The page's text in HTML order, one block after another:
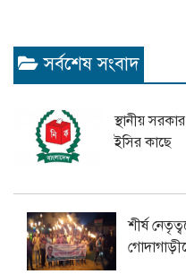
সর্বশেষ সংবাদ
স্থানীয়
ইসির কাছে
শীর্ষ